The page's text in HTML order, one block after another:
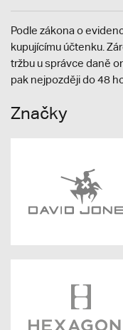
Podle zákona o
kupujícímu účtenku.
tržbu u správce daně
pak nejpozději do 48
Značky